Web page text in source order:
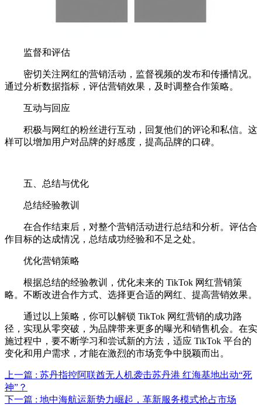
监督和评估
密切关注网红的营销活动，监督视频的发布和传播情况。
通过分析数据指标，评估营销效果，及时调整合作策略。
互动与回应
积极与网红的粉丝进行互动，回复他们的评论和私信。这
样可以增加用户对品牌的好感度，提高品牌的口碑。
五、总结与优化
总结经验教训
在合作结束后，对整个营销活动进行总结和分析。评估合
作目标的达成情况，总结成功经验和不足之处。
优化营销策略
根据总结的经验教训，优化未来的 TikTok 网红营销策
略。不断改进合作方式、选择更合适的网红、提高营销效果。
通过以上策略，你可以解锁 TikTok 网红营销的成功路
径，实现从零突破，为品牌带来更多的曝光和销售机会。在实
施过程中，要不断学习和尝试新的方法，适应 TikTok 平台的
变化和用户需求，才能在激烈的市场竞争中脱颖而出。
上一篇 : 苏丹指控阿联酋无人机袭击苏丹港 红海基地出动“死
神”？
下一篇 : 地中海航运新势力崛起，革新服务模式抢占市场